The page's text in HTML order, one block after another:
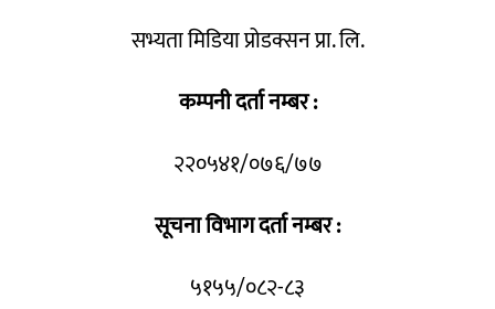
सभ्यता मिडिया प्रोडक्सन प्रा. लि.
कम्पनी दर्ता नम्बर :
२२०५४१/०७६/७७
सूचना विभाग दर्ता नम्बर :
५१५५/०८२-८३